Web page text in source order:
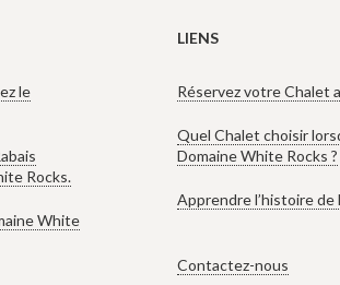
le
Rocks.
White
LIENS
Réservez votre Chalet
Quel Chalet choisir
Domaine White Rocks ?
Apprendre l’histoire
Contactez-nous